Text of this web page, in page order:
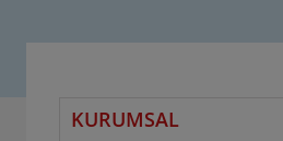
KURUMSAL